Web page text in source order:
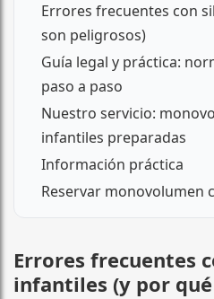
Errores frecuentes con
son peligrosos)
Guía legal y práctica:
paso a paso
Nuestro servicio:
infantiles preparadas
Información práctica
Reservar monovolumen
Errores frecuentes
infantiles (y por